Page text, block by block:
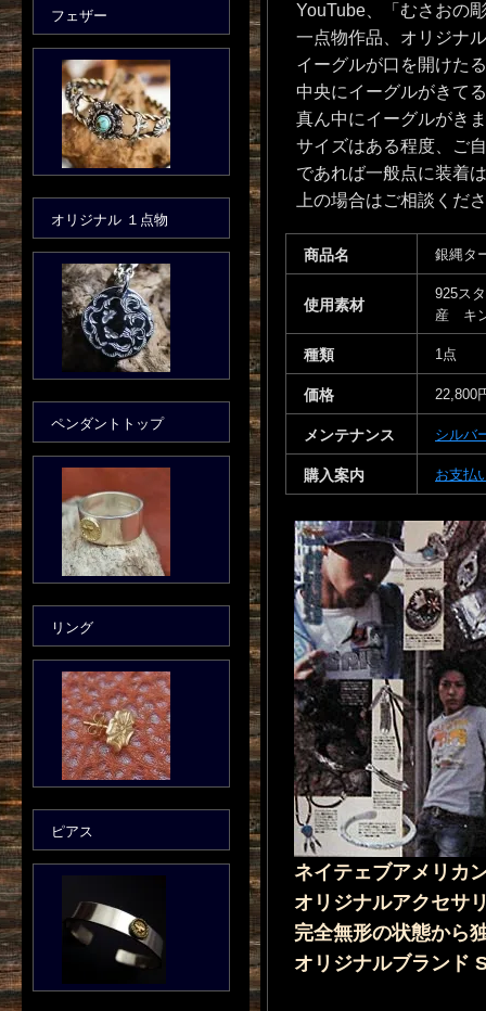
YouTube、「むさおの
一点物作品、オリジナ
イーグルが口を開けた
中央にイーグルがきて
真ん中にイーグルがき
サイズはある程度、ご
であれば一般点に装着
上の場合はご相談くだ
商品名 銀縄タ
使用素材
925ス
産 キ
種類 1点
価格 22,800
メンテナンス シルバ
購入案内 お支払
ネイテェブアメリカ
オリジナルアクセサ
完全無形の状態から
オリジナルブランド
フェザー
オリジナル １点物
ペンダントトップ
リング
ピアス